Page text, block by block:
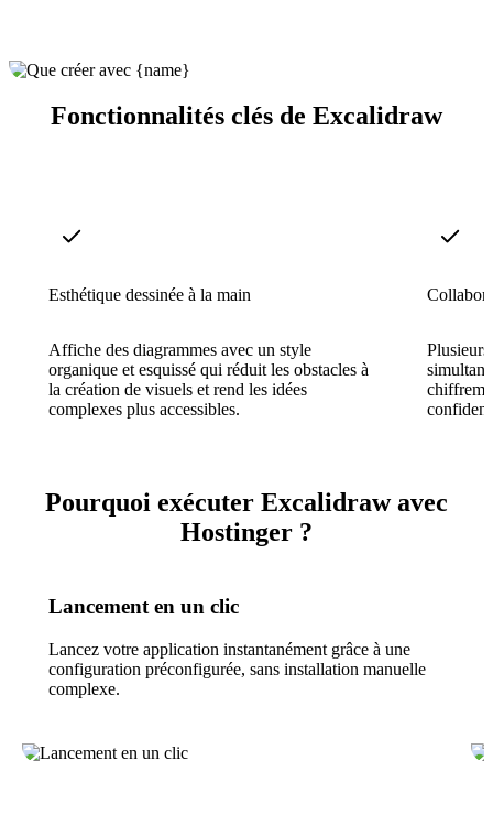
Fonctionnalités clés de Excalidraw
Esthétique dessinée à la main
Affiche des diagrammes avec un style
organique et esquissé qui réduit les obstacles à
la création de visuels et rend les idées
complexes plus accessibles.
Pourquoi exécuter Excalidraw avec
Hostinger ?
Lancement en un clic
Lancez votre application instantanément grâce à une
configuration préconfigurée, sans installation manuelle
complexe.